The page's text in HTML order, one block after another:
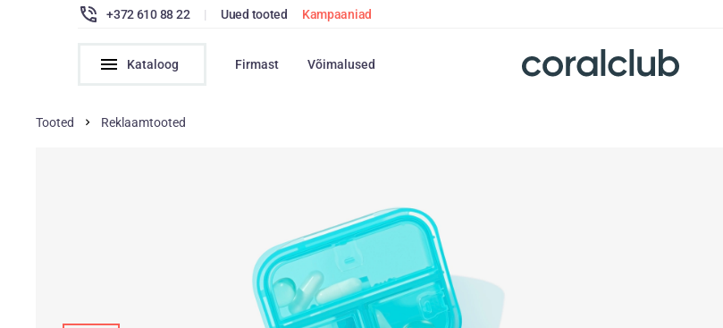
+372 610 88 22 | Uued tooted Kampaaniad
Kataloog Firmast Võimalused
Tooted Reklaamtooted